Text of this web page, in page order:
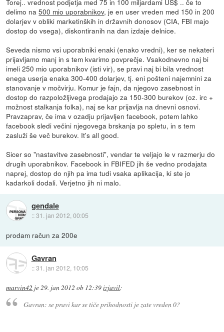
Torej.. vrednost podjetja med 75 in 100 miljardami US$ .. če to
delimo na500 mio uporabnikov, je en user vreden med 150 in 200
dolarjev v obliki marketinških in državnih donosov (CIA, FBI majo
dostop do vsega), diskontiranih na dan izdaje delnice.
Seveda nismo vsi uporabniki enaki (enako vredni), ker se nekateri
prijavljamo manj in s tem kvarimo povprečje. Vsakodnevno naj bi
imeli 250 mio uporabnikov (isti vir), se pravi naj bi bila vrednost
enega userja enaka 300-400 dolarjev, tj. eni pošteni najemnini za
stanovanje v močvirju. Komur je fajn, da njegovo zasebnost in
dostop do razpoložljivega prodajajo za 150-300 burekov (oz. irc +
možnost stalkanja folka), naj se kar prijavlja na dnevni osnovi.
Pravzaprav, če ima v ozadju prijavljen facebook, potem lahko
facebook sledi večini njegovega brskanja po spletu, in s tem
zasluži še več burekov. It's all good.
Sicer so "nastavitve zasebnosti", vendar te veljajo le v razmerju do
drugih uporabnikov. Facebook in FBIFED jih še vedno prodajata
naprej, dostop do njih pa ima tudi vsaka aplikacija, ki ste jo
kadarkoli dodali. Verjetno jih ni malo.
gendale
::31. jan 2012, 00:05
prodam račun za 200e
Gavran
::31. jan 2012, 10:05
marvin42 je29. jan 2012 ob 12:39izjavil:
Gavran: se pravi kar se tiče prihodnosti je zate vreden 0?